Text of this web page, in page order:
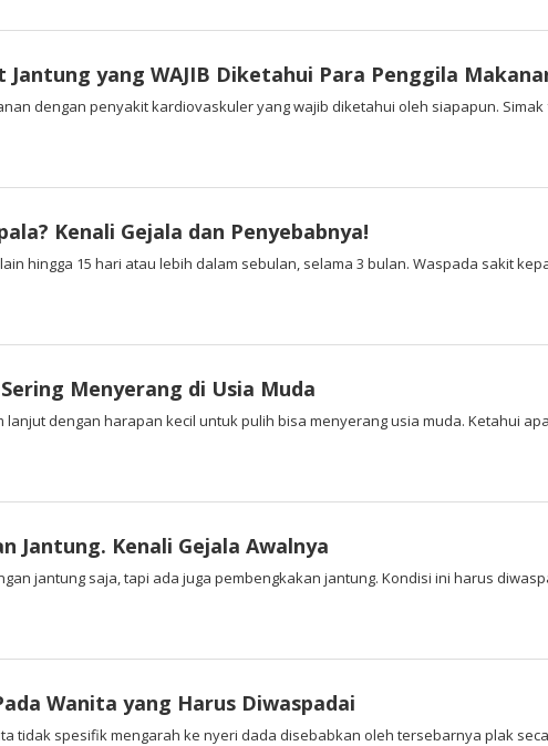
Jantung yang WAJIB Diketahui Para Penggila
dengan penyakit kardiovaskuler yang wajib diketahui oleh siapapun.
Kenali Gejala dan Penyebabnya!
hingga 15 hari atau lebih dalam sebulan, selama 3 bulan. Waspada sakit
Menyerang di Usia Muda
dengan harapan kecil untuk pulih bisa menyerang usia muda. Ketahui
Jantung. Kenali Gejala Awalnya
jantung saja, tapi ada juga pembengkakan jantung. Kondisi ini harus
Wanita yang Harus Diwaspadai
tidak spesifik mengarah ke nyeri dada disebabkan oleh tersebarnya plak